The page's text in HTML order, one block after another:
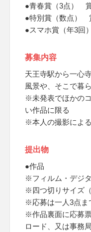
●青春賞（3点）
●特別賞（数点）
●スマホ賞（年3回
募集内容
天王寺駅から一心
風景や、そこで暮
※未発表でほかの
い作品に限る
※本人の撮影によ
提出物
●作品
※フィルム・デジ
※四つ切りサイズ
※応募は一人3点ま
※作品裏面に応募
ロード、又は事務